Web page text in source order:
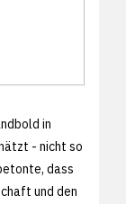
in
- nicht so
dass
und den